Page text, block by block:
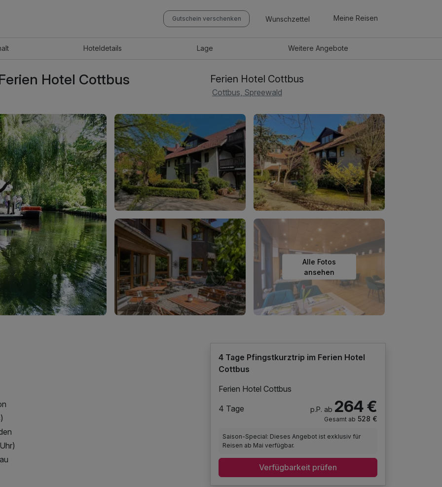
Gutschein verschenken Wunschzettel Meine Reisen
Hoteldetails Lage WeitereAngebote
Hotel Cottbus Ferien Hotel Cottbus
Cottbus, Spreewald
Alle Fotos
ansehen
4 Tage Pfingstkurztrip im Ferien Hotel
Cottbus
Ferien Hotel Cottbus
4 Tage
p.P. ab 264 €
Gesamt ab 528 €
Saison-Special: Dieses Angebot ist exklusiv für
Reisen ab Mai verfügbar.
Verfügbarkeit prüfen